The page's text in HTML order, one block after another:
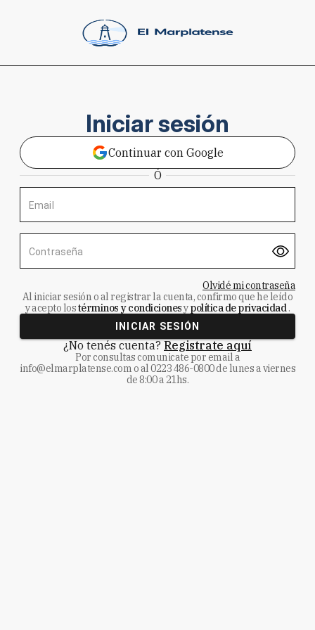
Iniciar sesión
Continuar con Google
Ó
Email
Contraseña
Olvidé mi contraseña
Al iniciar sesión o al registrar la cuenta, confirmo que he leído
y acepto lostérminos y condicionesypolítica de privacidad.
INICIAR SESIÓN
¿No tenés cuenta? Registrate aquí
Por consultas comunicate por email a
info@elmarplatense.como al0223 486-0800de lunes a viernes
de 8:00 a 21hs.